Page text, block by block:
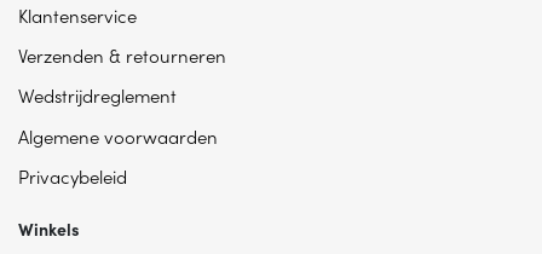
Klantenservice
Verzenden & retourneren
Wedstrijdreglement
Algemene voorwaarden
Privacybeleid
Winkels